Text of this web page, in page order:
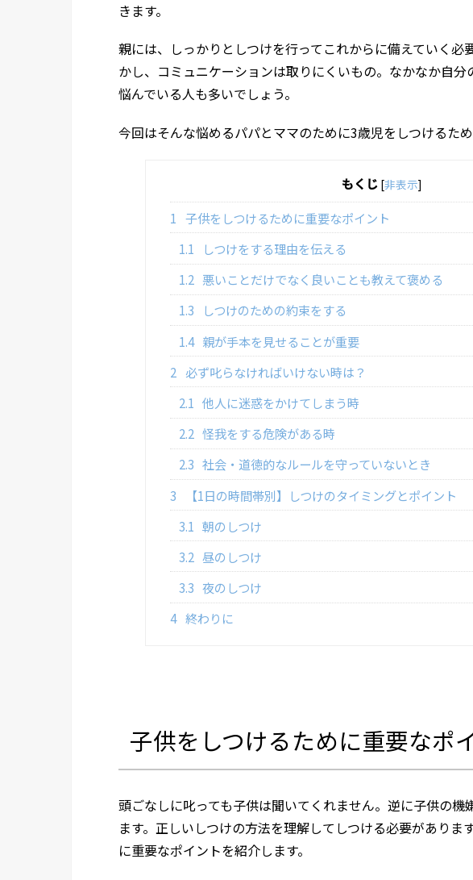
きます。
親には、しっかりとしつけを行ってこれからに備えていく必
かし、コミュニケーションは取りにくいもの。なかなか自分
悩んでいる人も多いでしょう。
今回はそんな悩めるパパとママのために3歳児をしつけるため
もくじ [非表示]
1 子供をしつけるために重要なポイント
1.1
しつけをする理由を伝える
1.2 悪いことだけでなく良いことも教えて褒める
1.3
しつけのための約束をする
1.4 親が手本を見せることが重要
2 必ず叱らなければいけない時は？
2.1 他人に迷惑をかけてしまう時
2.2 怪我をする危険がある時
2.3 社会・道徳的なルールを守っていないとき
3
【1日の時間帯別】しつけのタイミングとポイント
3.1 朝のしつけ
3.2 昼のしつけ
3.3 夜のしつけ
4 終わりに
子供をしつけるために重要なポ
頭ごなしに叱っても子供は聞いてくれません。逆に子供の機
ます。正しいしつけの方法を理解してしつける必要がありま
に重要なポイントを紹介します。